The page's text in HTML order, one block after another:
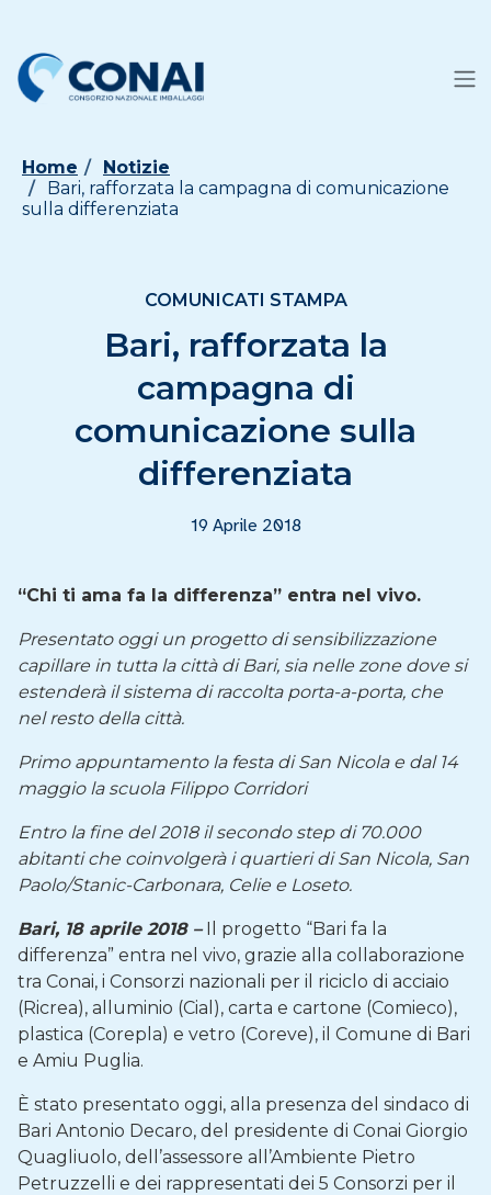
Home
Notizie
Bari, rafforzata la campagna di comunicazione
sulla differenziata
COMUNICATI STAMPA
Bari, rafforzata la
campagna di
comunicazione sulla
differenziata
19 Aprile 2018
“Chi ti ama fa la differenza” entra nel vivo.
Presentato oggi un progetto di sensibilizzazione
capillare in tutta la città di Bari, sia nelle zone dove si
estenderà il sistema di raccolta porta-a-porta, che
nel resto della città.
Primo appuntamento la festa di San Nicola e dal 14
maggio la scuola Filippo Corridori
Entro la fine del 2018 il secondo step di 70.000
abitanti che coinvolgerà i quartieri di San Nicola, San
Paolo/Stanic-Carbonara, Celie e Loseto.
Bari, 18 aprile 2018 –Il progetto “Bari fa la
differenza” entra nel vivo, grazie alla collaborazione
tra Conai, i Consorzi nazionali per il riciclo di acciaio
(Ricrea), alluminio (Cial), carta e cartone (Comieco),
plastica (Corepla) e vetro (Coreve), il Comune di Bari
e Amiu Puglia.
È stato presentato oggi, alla presenza del sindaco di
Bari Antonio Decaro, del presidente di Conai Giorgio
Quagliuolo, dell’assessore all’Ambiente Pietro
Petruzzelli e dei rappresentati dei 5 Consorzi per il